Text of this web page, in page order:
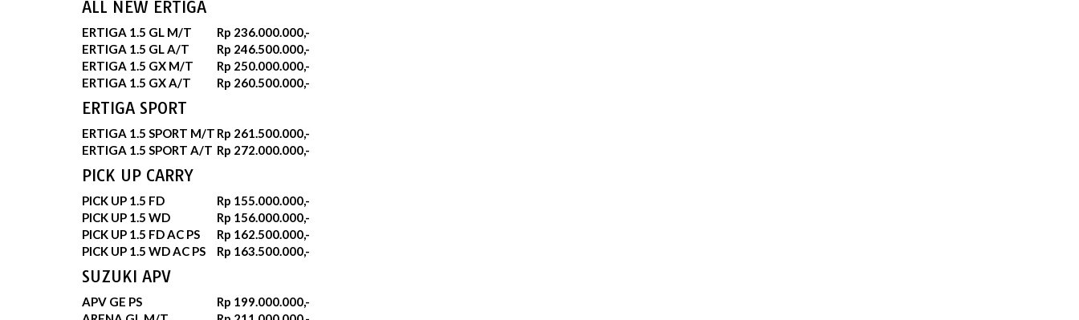
ALL NEW ERTIGA
ERTIGA 1.5 GL M/T
Rp 236.000.000,-
ERTIGA 1.5 GL A/T
Rp 246.500.000,-
ERTIGA 1.5 GX M/T
Rp 250.000.000,-
ERTIGA 1.5 GX A/T
Rp 260.500.000,-
ERTIGA SPORT
ERTIGA 1.5 SPORT M/T Rp 261.500.000,-
ERTIGA 1.5 SPORT A/T Rp 272.000.000,-
PICK UP CARRY
PICK UP 1.5 FD
Rp 155.000.000,-
PICK UP 1.5 WD
Rp 156.000.000,-
PICK UP 1.5 FD AC PS
Rp 162.500.000,-
PICK UP 1.5 WD AC PS
Rp 163.500.000,-
SUZUKI APV
APV GE PS
Rp 199.000.000,-